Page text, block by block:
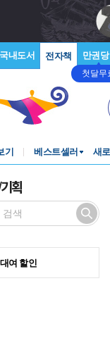
국내도서 전자책 만권당
첫달무
기 베스트셀러 새
획
여 할인